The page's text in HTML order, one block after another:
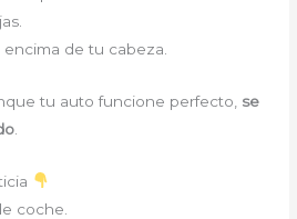
de tu cabeza.
tu auto funcione perfecto, se
coche.